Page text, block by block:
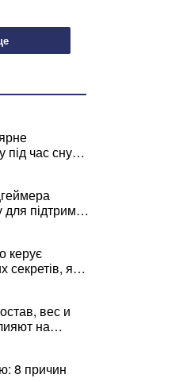
під час сну
ваше
підтримки
керує
які
вес и
на
8 причин